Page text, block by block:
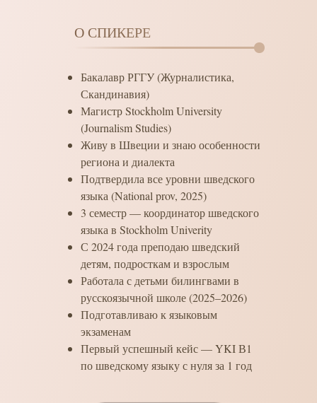
О СПИКЕРЕ
Бакалавр РГГУ (Журналистика,
Скандинавия)
Магистр Stockholm University
(Journalism Studies)
Живу в Швеции и знаю особенности
региона и диалекта
Подтвердила все уровни шведского
языка (National prov, 2025)
3 семестр — координатор шведского
языка в Stockholm Univerity
С 2024 года преподаю шведский
детям, подросткам и взрослым
Работала с детьми билингвами в
русскоязычной школе (2025–2026)
Подготавливаю к языковым
экзаменам
Первый успешный кейс — YKI В1
по шведскому языку с нуля за 1 год